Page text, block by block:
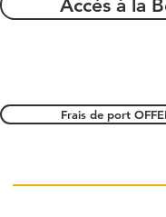
Accés à la
Frais de port